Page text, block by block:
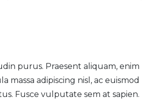
purus. Praesent aliquam, enim
massa adipiscing nisl, ac euismod
Fusce vulputate sem at sapien.